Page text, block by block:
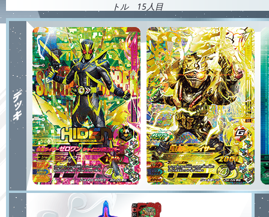
トル 15人目